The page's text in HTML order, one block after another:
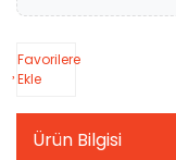
Favorilere
Ekle
Ürün Bilgisi